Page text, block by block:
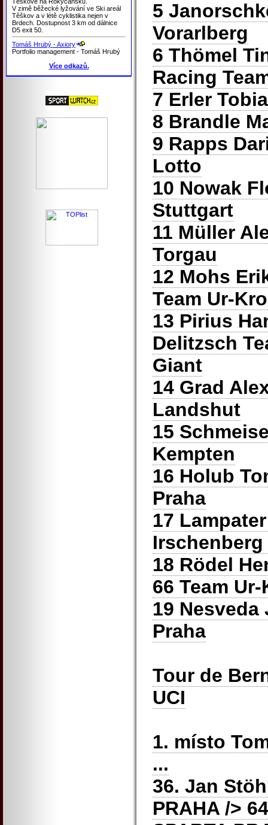
V zimě běžecké lyžování ve Ski areál
Těškov a v létě cyklistika nejen v
Brdech. Dostupnost 3 km od dálnice
D5 exit 50.
Tomáš Hrubý - Axiory
Portfolio management - Tomáš Hrubý
Více odkazů.
5
Vorarlberg
6 Thömel
Racing
7 Erler
8 Brandle
9 Rapps
Lotto
10 Nowak
Stuttgart
11 Müller
Torgau
12 Mohs
Team Ur-
13 Pirius
Delitzsch
Giant
14 Grad
Landshut
15
Kempten
16 Holub
Praha
17
18 Rödel
66 Team
19
Praha
Tour de
UCI
1. místo
...
36. Jan
PRAHA/>